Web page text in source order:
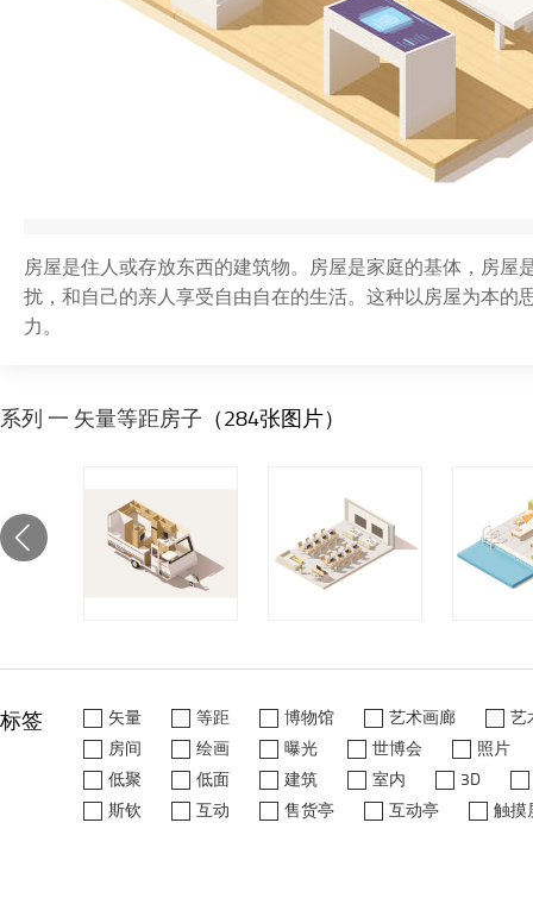
房屋是住人或存放东西的建筑物。房屋是家庭的基体，房
扰，和自己的亲人享受自由自在的生活。这种以房屋为本
力。
系列 一 矢量等距房子 （284张图片）
标签 矢量 等距 博物馆 艺术画廊
艺
房间
绘画 曝光 世博会
照片
低聚
低面 建筑 室内
3D
斯钦
互动 售货亭 互动亭 触摸